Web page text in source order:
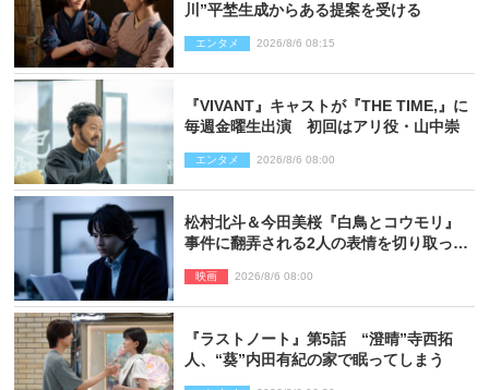
川”平埜生成からある提案を受ける
エンタメ 2026/8/6 08:15
『VIVANT』キャストが『THE TIME,』に
毎週金曜生出演 初回はアリ役・山中崇
エンタメ 2026/8/6 08:00
松村北斗＆今田美桜『白鳥とコウモリ』
事件に翻弄される2人の表情を切り取った
映画 2026/8/6 08:00
『ラストノート』第5話 “澄晴”寺西拓
人、“葵”内田有紀の家で眠ってしまう